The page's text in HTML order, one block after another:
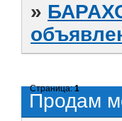
»
Продам
Страница:1